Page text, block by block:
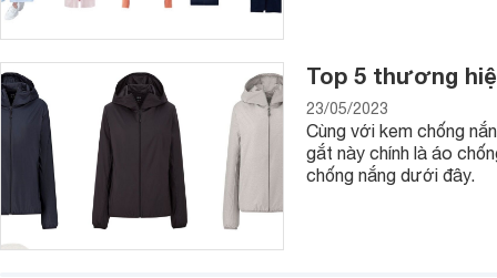
Ba lô nam đi học phong cách Hàn Quốc
Năm 2020 nên chọn ba lô nam loại nào
Ba lô nam AGVA Wanderer 15.6”
Top 5 thương
23/05/2023
Cùng với kem chống
gắt này chính là áo
chống nắng dưới đây.